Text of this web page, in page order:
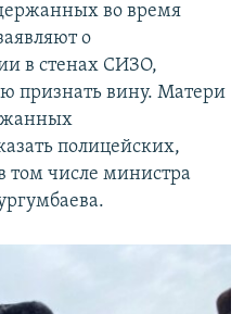
во время
о
в стенах СИЗО,
признать вину. Матери
полицейских,
том числе министра